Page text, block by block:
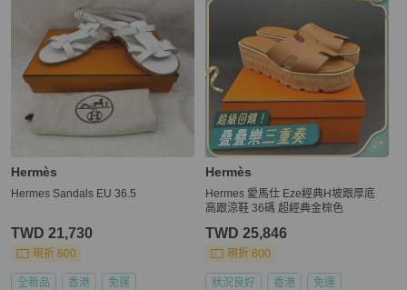
Hermès
Hermes Sandals EU 36.5
TWD 21,730
現折 800
全新品 香港 免運
Hermès
Hermes 愛馬仕 Eze經典H坡跟厚底
高跟涼鞋 36碼 超經典金棕色
TWD 25,846
現折 800
狀況良好 香港 免運